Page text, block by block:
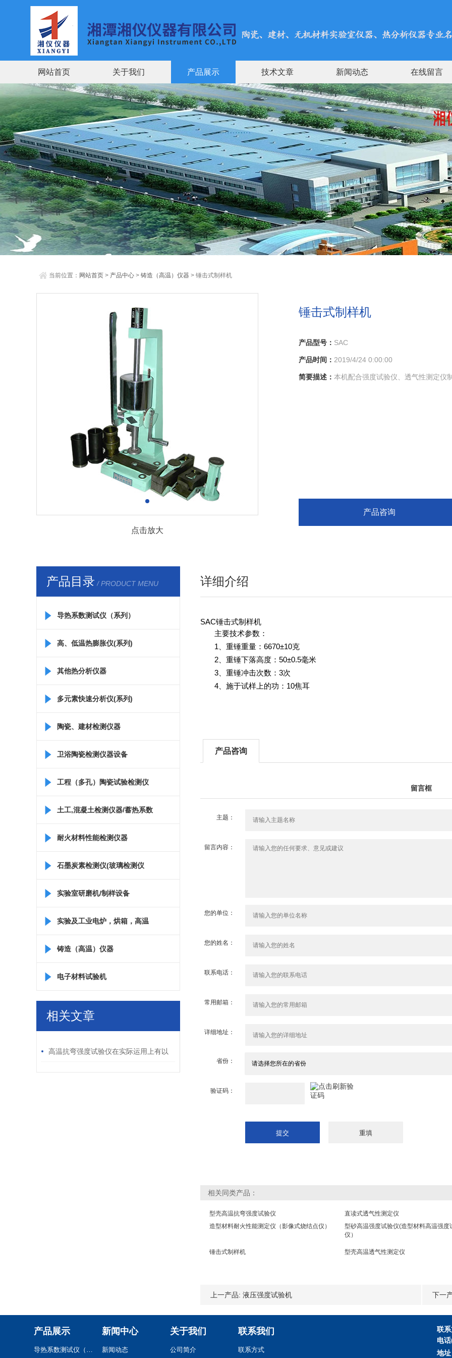
网站首页 关于我们 产品展示 技术文章 新闻动态 在线留言
当前位置： 网站首页 > 产品中心 > 铸造（高温）仪器 > 锤击式制样机
点击放大
锤击式制样机
产品型号： SAC
产品时间： 2019/4/24 0:00:00
简要描述： 本机配合强度试验仪、透气性测定仪
产品咨询
产品目录 / PRODUCT MENU
导热系数测试仪（系列）
高、低温热膨胀仪(系列)
其他热分析仪器
多元素快速分析仪(系列)
陶瓷、建材检测仪器
卫浴陶瓷检测仪器设备
工程（多孔）陶瓷试验检测仪
器
土工,混凝土检测仪器/蓄热系数
仪/比热容测定仪
耐火材料性能检测仪器
石墨炭素检测仪(玻璃检测仪
器)
实验室研磨机/制样设备
实验及工业电炉，烘箱，高温
箱
铸造（高温）仪器
电子材料试验机
相关文章
高温抗弯强度试验仪在实际运用上有以
详细介绍
SAC锤击式制样机
主要技术参数：
1、重锤重量：6670±10克
2、重锤下落高度：50±0.5毫米
3、重锤冲击次数：3次
4、施于试样上的功：10焦耳
产品咨询
留言框
主题：
留言内容：
您的单位：
您的姓名：
联系电话：
常用邮箱：
详细地址：
省份：
验证码：
相关同类产品：
型壳高温抗弯强度试验仪
直读式透气性测定仪
造型材料耐火性能测定仪（影像式烧结点仪）
型砂高温强度试验仪(造型材料高温强度
仪）
锤击式制样机 型壳高温透气性测定仪
上一产品: 液压强度试验机 下一
产品展示 新闻中心
新闻动态
关于我们
公司简介
联系我们
联系方式
联
电
地